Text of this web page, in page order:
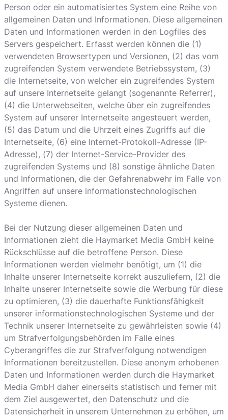
Person oder ein automatisiertes System eine Reihe von
allgemeinen Daten und Informationen. Diese allgemeinen
Daten und Informationen werden in den Logfiles des
Servers gespeichert. Erfasst werden können die (1)
verwendeten Browsertypen und Versionen, (2) das vom
zugreifenden System verwendete Betriebssystem, (3)
die Internetseite, von welcher ein zugreifendes System
auf unsere Internetseite gelangt (sogenannte Referrer),
(4) die Unterwebseiten, welche über ein zugreifendes
System auf unserer Internetseite angesteuert werden,
(5) das Datum und die Uhrzeit eines Zugriffs auf die
Internetseite, (6) eine Internet-Protokoll-Adresse (IP-
Adresse), (7) der Internet-Service-Provider des
zugreifenden Systems und (8) sonstige ähnliche Daten
und Informationen, die der Gefahrenabwehr im Falle von
Angriffen auf unsere informationstechnologischen
Systeme dienen.
Bei der Nutzung dieser allgemeinen Daten und
Informationen zieht die Haymarket Media GmbH keine
Rückschlüsse auf die betroffene Person. Diese
Informationen werden vielmehr benötigt, um (1) die
Inhalte unserer Internetseite korrekt auszuliefern, (2) die
Inhalte unserer Internetseite sowie die Werbung für diese
zu optimieren, (3) die dauerhafte Funktionsfähigkeit
unserer informationstechnologischen Systeme und der
Technik unserer Internetseite zu gewährleisten sowie (4)
um Strafverfolgungsbehörden im Falle eines
Cyberangriffes die zur Strafverfolgung notwendigen
Informationen bereitzustellen. Diese anonym erhobenen
Daten und Informationen werden durch die Haymarket
Media GmbH daher einerseits statistisch und ferner mit
dem Ziel ausgewertet, den Datenschutz und die
Datensicherheit in unserem Unternehmen zu erhöhen, um